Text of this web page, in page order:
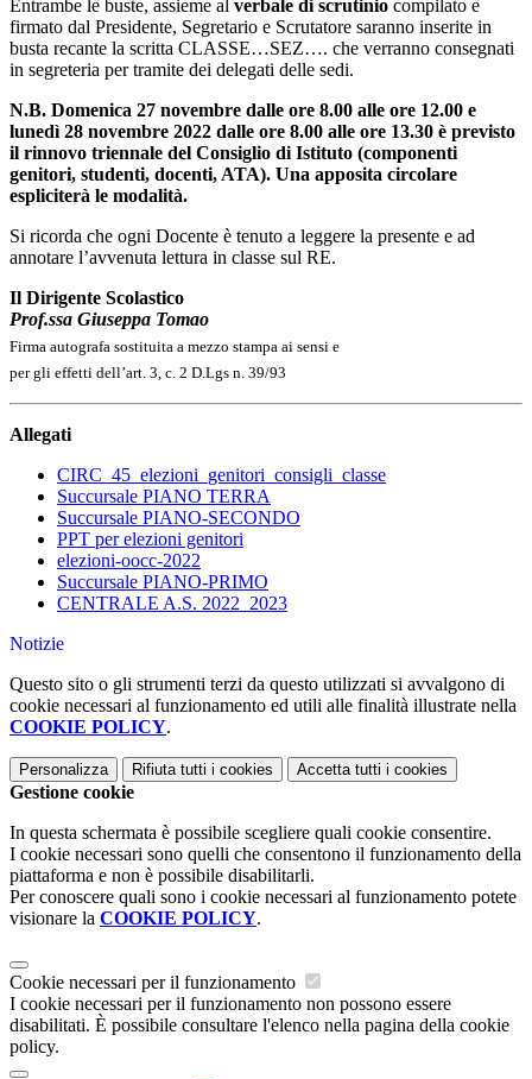
Entrambe le buste, assieme al verbale di scrutinio compilato e
firmato dal Presidente, Segretario e Scrutatore saranno inserite in
busta recante la scritta CLASSE…SEZ…. che verranno consegnati
in segreteria per tramite dei delegati delle sedi.
N.B. Domenica 27 novembre dalle ore 8.00 alle ore 12.00 e
lunedì 28 novembre 2022 dalle ore 8.00 alle ore 13.30 è previsto
il rinnovo triennale del Consiglio di Istituto (componenti
genitori, studenti, docenti, ATA). Una apposita circolare
espliciterà le modalità.
Si ricorda che ogni Docente è tenuto a leggere la presente e ad
annotare l’avvenuta lettura in classe sul RE.
Il Dirigente Scolastico
Prof.ssa Giuseppa Tomao
Firma autografa sostituita a mezzo stampa ai sensi e
per gli effetti dell’art. 3, c. 2 D.Lgs n. 39/93
Allegati
CIRC_45_elezioni_genitori_consigli_classe
Succursale PIANO TERRA
Succursale PIANO-SECONDO
PPT per elezioni genitori
elezioni-oocc-2022
Succursale PIANO-PRIMO
CENTRALE A.S. 2022_2023
Notizie
Questo sito o gli strumenti terzi da questo utilizzati si avvalgono di
cookie necessari al funzionamento ed utili alle finalità illustrate nella
COOKIE POLICY.
Personalizza Rifiuta tutti i cookies Accetta tutti i cookies
Gestione cookie
In questa schermata è possibile scegliere quali cookie consentire.
I cookie necessari sono quelli che consentono il funzionamento della
piattaforma e non è possibile disabilitarli.
Per conoscere quali sono i cookie necessari al funzionamento potete
visionare la COOKIE POLICY.
Cookie necessari per il funzionamento
I cookie necessari per il funzionamento non possono essere
disabilitati. È possibile consultare l'elenco nella pagina della cookie
policy.